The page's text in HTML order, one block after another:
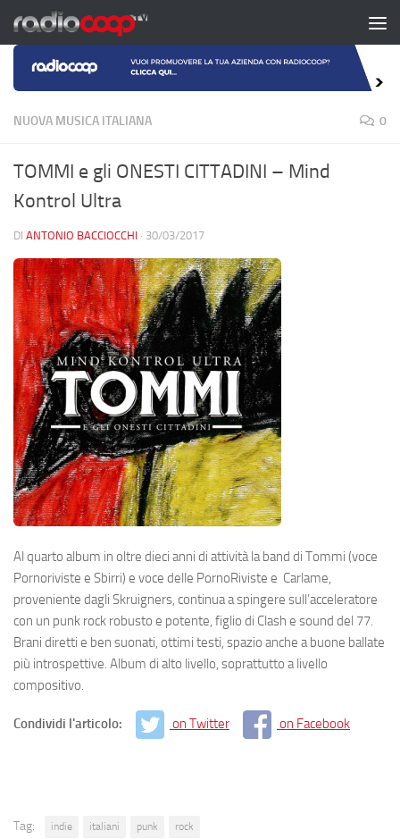
Salta al contenuto
NUOVA MUSICA ITALIANA 0
TOMMI e gli ONESTI CITTADINI – Mind
Kontrol Ultra
DI ANTONIO BACCIOCCHI · 30/03/2017
Al quarto album in oltre dieci anni di attività la band di Tommi (voce
Pornoriviste e Sbirri) e voce delle PornoRiviste e Carlame,
proveniente dagli Skruigners, continua a spingere sull’acceleratore
con un punk rock robusto e potente, figlio di Clash e sound del 77.
Brani diretti e ben suonati, ottimi testi, spazio anche a buone ballate
più introspettive. Album di alto livello, soprattutto a livello
compositivo.
Condividi l'articolo: on Twitter on Facebook
Tag: indie italiani punk rock